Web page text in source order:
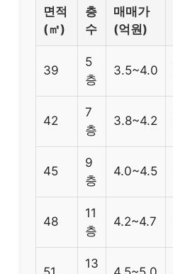
면적
(㎡)
층
수
매매가
(억원)
39
5
층
3.5~4.0
42
7
층
3.8~4.2
45
9
층
4.0~4.5
48
11
층
4.2~4.7
13